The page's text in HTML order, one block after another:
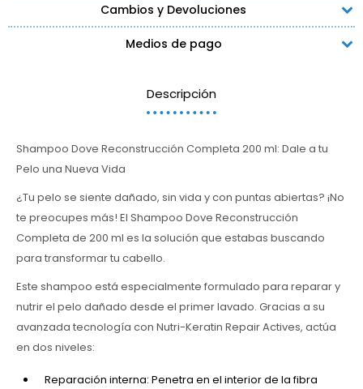
Cambios y Devoluciones
Medios de pago
Descripción
Shampoo Dove Reconstrucción Completa 200 ml: Dale a tu
Pelo una Nueva Vida
¿Tu pelo se siente dañado, sin vida y con puntas abiertas? ¡No
te preocupes más! El Shampoo Dove Reconstrucción
Completa de 200 ml es la solución que estabas buscando
para transformar tu cabello.
Este shampoo está especialmente formulado para reparar y
nutrir el pelo dañado desde el primer lavado. Gracias a su
avanzada tecnología con Nutri-Keratin Repair Actives, actúa
en dos niveles:
Reparación interna: Penetra en el interior de la fibra